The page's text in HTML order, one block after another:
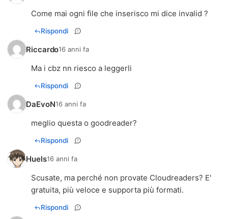
Come mai ogni file che inserisco mi dice invalid ?
Rispondi
Riccardo16 anni fa
Ma i cbz nn riesco a leggerli
Rispondi
DaEvoN16 anni fa
meglio questa o goodreader?
Rispondi
Huels16 anni fa
Scusate, ma perché non provate Cloudreaders? E'
gratuita, più veloce e supporta più formati.
Rispondi